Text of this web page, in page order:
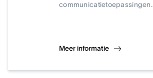
communicatietoepassingen.
Meer informatie